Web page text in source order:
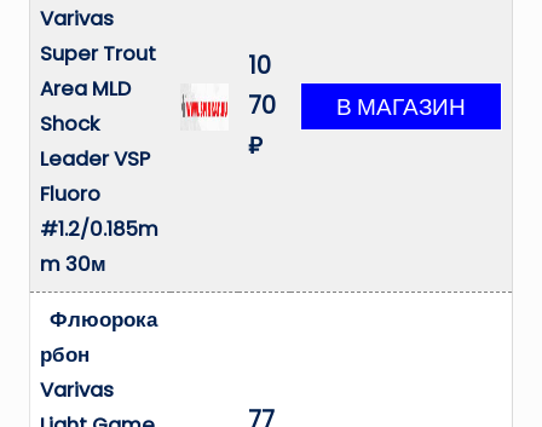
Varivas
Super Trout
Area MLD
Shock
Leader VSP
Fluoro
#1.2/0.185m
m 30м
10
70
₽
Флюорока
рбон
Varivas